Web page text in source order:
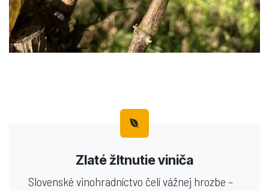
Zlaté žltnutie viniča
Slovenské vinohradníctvo čelí vážnej hrozbe –